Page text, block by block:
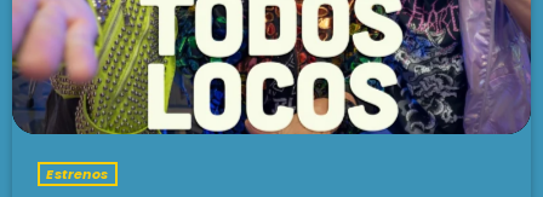
BARCELONA
MALLORCA
PODCASTS
TIENDA
EN VIVO AHORA!
Estrenos